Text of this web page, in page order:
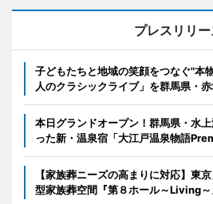
プレスリリー
子どもたちと地域の笑顔をつなぐ"
人のクラシックライブ」を群馬県・
本日グランドオープン！群馬県・水
った新・温泉宿「大江戸温泉物語
【家族葬ニーズの高まりに対応】東
型家族葬空間『第８ホール～Living